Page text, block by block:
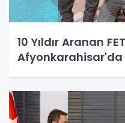
10 Yıldır Aranan
Afyonkarahisar'da